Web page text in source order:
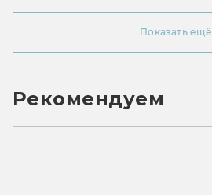
Показать ещё
Рекомендуем